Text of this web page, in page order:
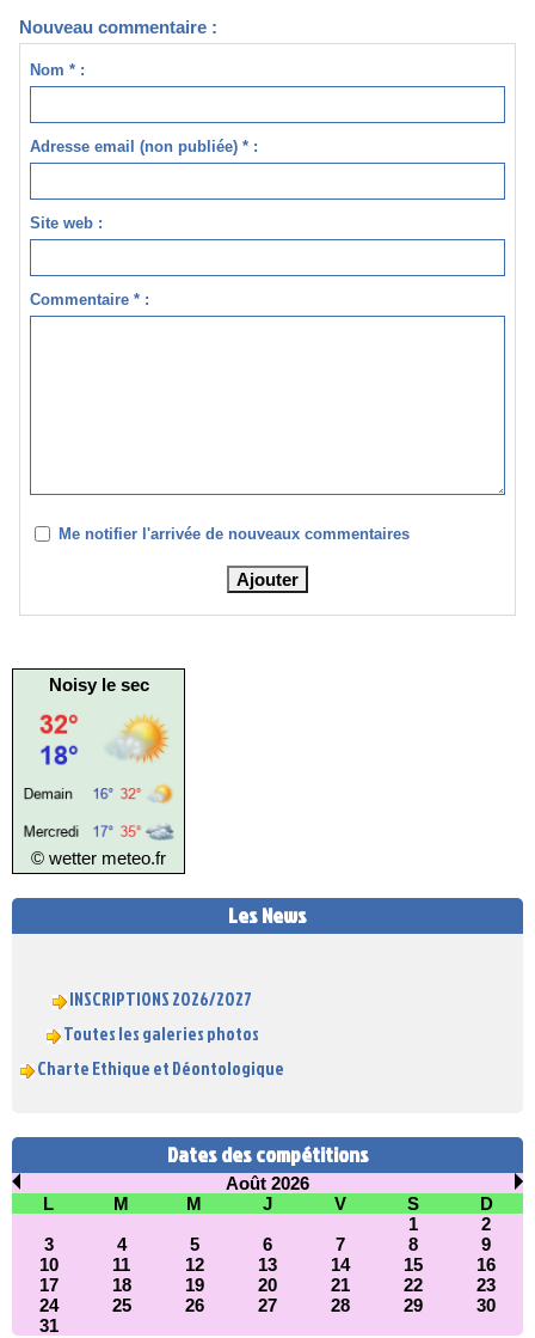
Nouveau commentaire :
Nom * :
Adresse email (non publiée) * :
Site web :
Commentaire * :
Me notifier l'arrivée de nouveaux commentaires
Noisy le sec
© wetter meteo.fr
Les News
INSCRIPTIONS 2026/2027
Toutes les galeries photos
Charte Ethique et Déontologique
Dates des compétitions
Août 2026
L
M M J V S
D
1
2
3
4 5 6 7 8
9
10
11 12 13 14 15
16
17
18 19 20 21 22
23
24
25 26 27 28 29
30
31